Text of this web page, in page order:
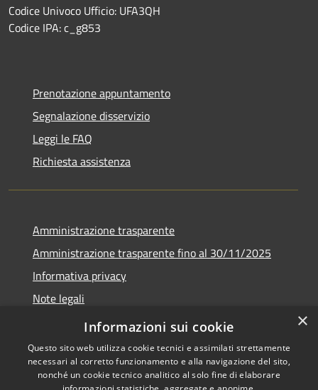
Codice Univoco Ufficio: UFA3QH
Codice IPA: c_g853
Prenotazione appuntamento
Segnalazione disservizio
Leggi le FAQ
Richiesta assistenza
Amministrazione trasparente
Amministrazione trasparente fino al 30/11/2025
Informativa privacy
Note legali
Dichiarazione di accessibilità
×
Informazioni sui cookie
Questo sito web utilizza cookie tecnici e assimilati strettamente
necessari al corretto funzionamento e alla navigazione del sito,
nonché un cookie tecnico analitico al solo fine di elaborare